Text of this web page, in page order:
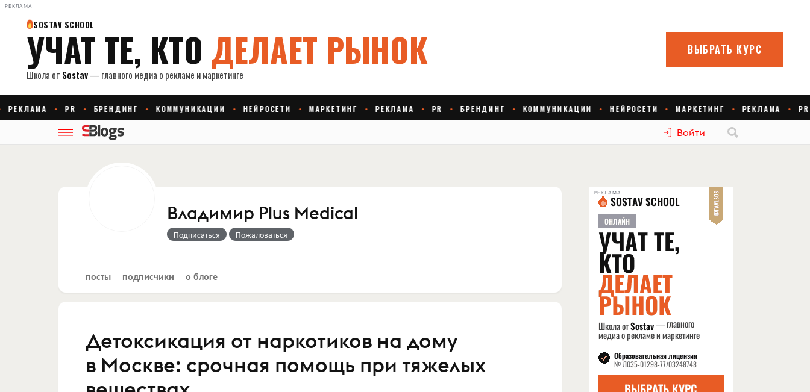
РЕКЛАМА
Войти
Владимир Plus Medical
Подписаться Пожаловаться
посты подписчики о блоге
Детоксикация от наркотиков на дому
в Москве: срочная помощь при тяжелых
РЕКЛАМА